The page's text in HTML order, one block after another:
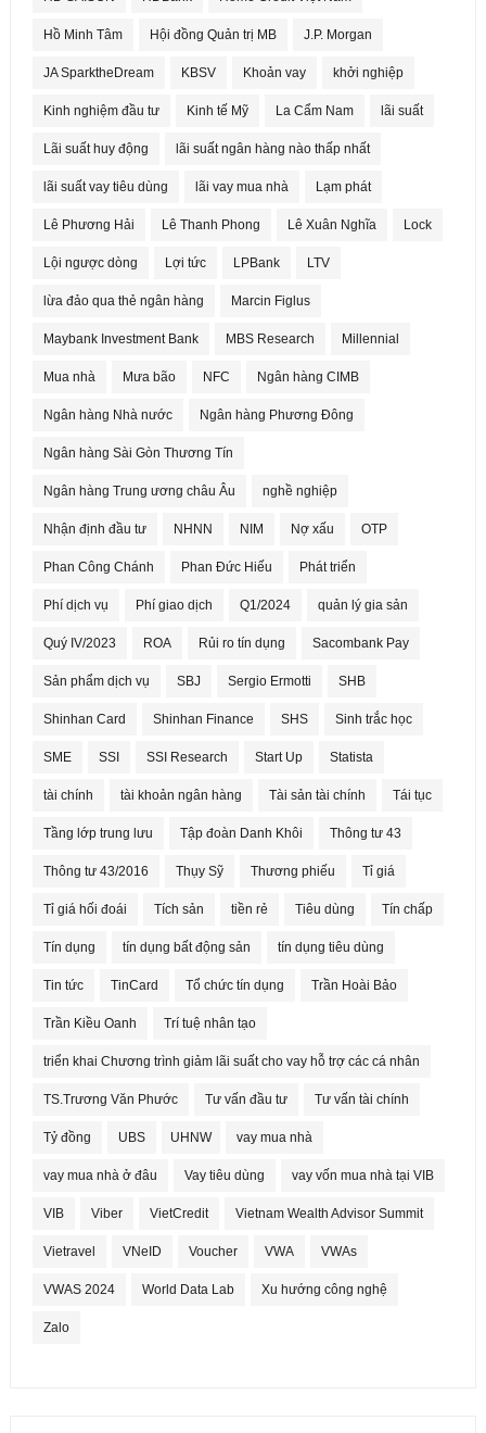
Hồ Minh Tâm Hội đồng Quản trị MB J.P. Morgan
JA SparktheDream KBSV Khoản vay khởi nghiệp
Kinh nghiệm đầu tư Kinh tế Mỹ La Cẩm Nam lãi suất
Lãi suất huy động lãi suất ngân hàng nào thấp nhất
lãi suất vay tiêu dùng lãi vay mua nhà Lạm phát
Lê Phương Hải Lê Thanh Phong Lê Xuân Nghĩa Lock
Lội ngược dòng Lợi tức LPBank LTV
lừa đảo qua thẻ ngân hàng Marcin Figlus
Maybank Investment Bank MBS Research Millennial
Mua nhà Mưa bão NFC Ngân hàng CIMB
Ngân hàng Nhà nước Ngân hàng Phương Đông
Ngân hàng Sài Gòn Thương Tín
Ngân hàng Trung ương châu Âu nghề nghiệp
Nhận định đầu tư NHNN NIM Nợ xấu OTP
Phan Công Chánh Phan Đức Hiếu Phát triển
Phí dịch vụ Phí giao dịch Q1/2024 quản lý gia sản
Quý IV/2023 ROA Rủi ro tín dụng Sacombank Pay
Sản phẩm dịch vụ SBJ Sergio Ermotti SHB
Shinhan Card Shinhan Finance SHS Sinh trắc học
SME SSI SSI Research Start Up Statista
tài chính tài khoản ngân hàng Tài sản tài chính Tái tục
Tầng lớp trung lưu Tập đoàn Danh Khôi Thông tư 43
Thông tư 43/2016 Thụy Sỹ Thương phiếu Tỉ giá
Tỉ giá hối đoái Tích sản tiền rẻ Tiêu dùng Tín chấp
Tín dụng tín dụng bất động sản tín dụng tiêu dùng
Tin tức TinCard Tổ chức tín dụng Trần Hoài Bảo
Trần Kiều Oanh Trí tuệ nhân tạo
triển khai Chương trình giảm lãi suất cho vay hỗ trợ các cá nhân
TS.Trương Văn Phước Tư vấn đầu tư Tư vấn tài chính
Tỷ đồng UBS UHNW vay mua nhà
vay mua nhà ở đâu Vay tiêu dùng vay vốn mua nhà tại VIB
VIB Viber VietCredit Vietnam Wealth Advisor Summit
Vietravel VNeID Voucher VWA VWAs
VWAS 2024 World Data Lab Xu hướng công nghệ
Zalo